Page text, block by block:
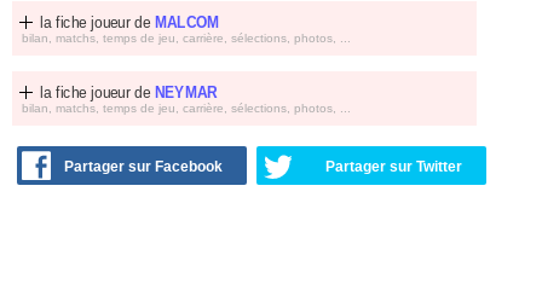
la fiche joueur de MALCOM
bilan, matchs, temps de jeu, carrière, sélections, photos, ...
la fiche joueur de NEYMAR
bilan, matchs, temps de jeu, carrière, sélections, photos, ...
Partager sur Facebook Partager sur Twitter